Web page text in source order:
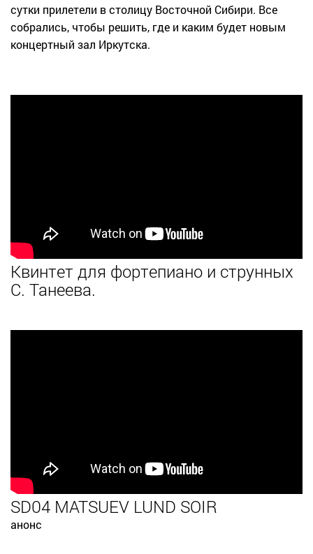
сутки прилетели в столицу Восточной Сибири. Все
собрались, чтобы решить, где и каким будет новым
концертный зал Иркутска.
Квинтет для фортепиано и струнных
С. Танеева.
SD04 MATSUEV LUND SOIR
анонс